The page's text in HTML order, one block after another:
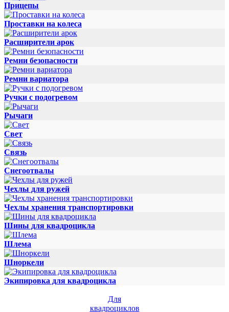
Прицепы
Проставки на колеса
Расширители арок
Ремни безопасности
Ремни вариатора
Ручки с подогревом
Рычаги
Свет
Связь
Снегоотвалы
Чехлы для ружей
Чехлы хранения транспортировки
Шины для квадроцикла
Шлема
Шноркели
Экипировка для квадроцикла
Для
квадроциклов